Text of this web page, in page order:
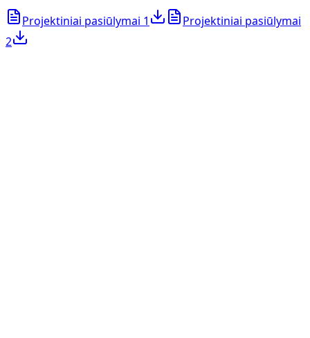
Projektiniai pasiūlymai 1
Projektiniai pasiūlymai
2